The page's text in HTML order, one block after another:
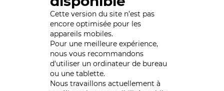
Cette version du site n’est pas
encore optimisée pour les
appareils mobiles.
Pour une meilleure expérience,
nous vous recommandons
d'utiliser un ordinateur de bureau
ou une tablette.
Nous travaillons actuellement à